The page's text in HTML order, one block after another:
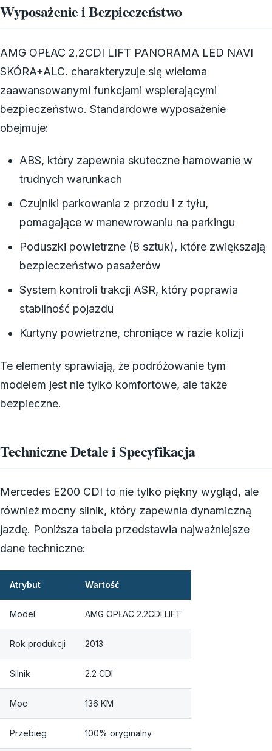
Wyposażenie i Bezpieczeństwo
AMG OPŁAC 2.2CDI LIFT PANORAMA LED NAVI
SKÓRA+ALC. charakteryzuje się wieloma
zaawansowanymi funkcjami wspierającymi
bezpieczeństwo. Standardowe wyposażenie
obejmuje:
ABS, który zapewnia skuteczne hamowanie w
trudnych warunkach
Czujniki parkowania z przodu i z tyłu,
pomagające w manewrowaniu na parkingu
Poduszki powietrzne (8 sztuk), które zwiększają
bezpieczeństwo pasażerów
System kontroli trakcji ASR, który poprawia
stabilność pojazdu
Kurtyny powietrzne, chroniące w razie kolizji
Te elementy sprawiają, że podróżowanie tym
modelem jest nie tylko komfortowe, ale także
bezpieczne.
Techniczne Detale i Specyfikacja
Mercedes E200 CDI to nie tylko piękny wygląd, ale
również mocny silnik, który zapewnia dynamiczną
jazdę. Poniższa tabela przedstawia najważniejsze
dane techniczne:
Atrybut Wartość
Model AMG OPŁAC 2.2CDI LIFT
Rok produkcji 2013
Silnik 2.2 CDI
Moc 136 KM
Przebieg 100% oryginalny